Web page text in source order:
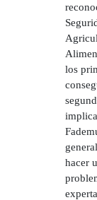
los
hacer